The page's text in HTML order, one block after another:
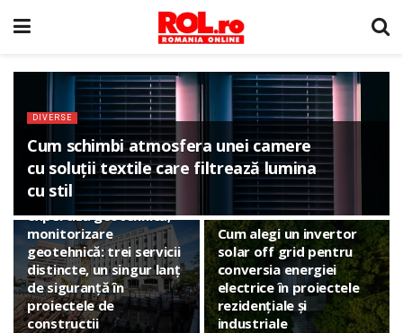
DIVERSE
Cum schimbi atmosfera unei camere
cu soluții textile care filtrează lumina
cu stil
DIVERSE
Studiu geotehnic,
expertiză geotehnică,
monitorizare
geotehnică: trei servicii
distincte, un singur lanț
de siguranță în
proiectele de
constructii
DIVERSE
Cum alegi un invertor
solar off grid pentru
conversia energiei
electrice în proiectele
rezidențiale și
industriale